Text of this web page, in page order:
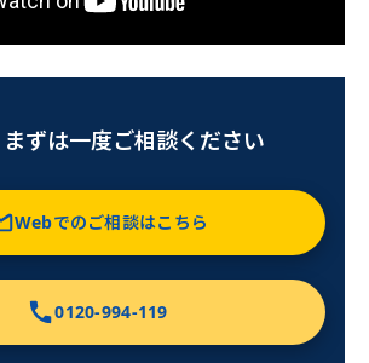
は一度ご相談ください
Webでのご相談はこちら
0120-994-119